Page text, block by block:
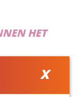
x
HET
wilt betrekken